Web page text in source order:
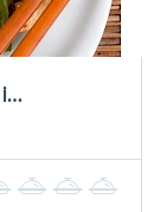
2 3 4